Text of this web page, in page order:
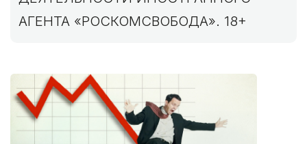
АГЕНТА «РОСКОМСВОБОДА». 18+